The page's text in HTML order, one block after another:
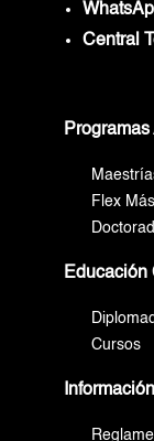
Central
Flex
Educación
Cursos